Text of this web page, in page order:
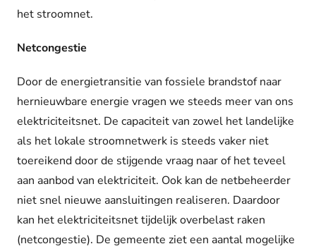
het stroomnet.
Netcongestie
Door de energietransitie van fossiele brandstof naar
hernieuwbare energie vragen we steeds meer van ons
elektriciteitsnet. De capaciteit van zowel het landelijke
als het lokale stroomnetwerk is steeds vaker niet
toereikend door de stijgende vraag naar of het teveel
aan aanbod van elektriciteit. Ook kan de netbeheerder
niet snel nieuwe aansluitingen realiseren. Daardoor
kan het elektriciteitsnet tijdelijk overbelast raken
(netcongestie). De gemeente ziet een aantal mogelijke